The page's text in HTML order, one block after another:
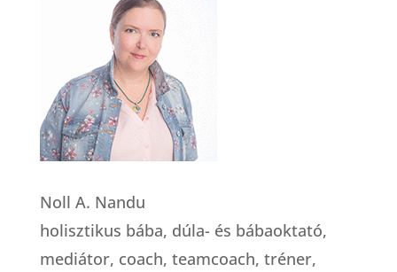
Noll A. Nandu
holisztikus bába, dúla- és bábaoktató,
mediátor, coach, teamcoach, tréner,